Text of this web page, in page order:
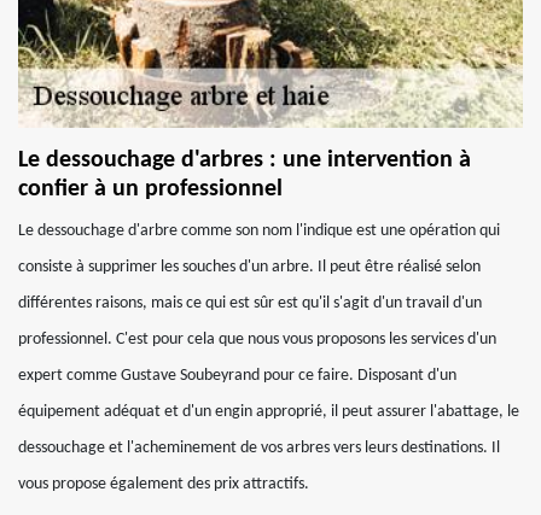
Le dessouchage d'arbres : une intervention à
confier à un professionnel
Le dessouchage d'arbre comme son nom l'indique est une opération qui
consiste à supprimer les souches d'un arbre. Il peut être réalisé selon
différentes raisons, mais ce qui est sûr est qu'il s'agit d'un travail d'un
professionnel. C'est pour cela que nous vous proposons les services d'un
expert comme Gustave Soubeyrand pour ce faire. Disposant d'un
équipement adéquat et d'un engin approprié, il peut assurer l'abattage, le
dessouchage et l'acheminement de vos arbres vers leurs destinations. Il
vous propose également des prix attractifs.